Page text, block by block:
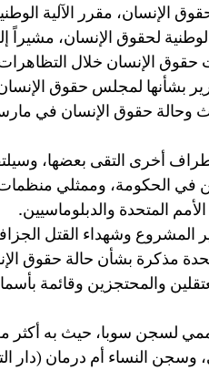
الإنسان، مقرر الآلية
لحقوق الإنسان، مشيراً
الإنسان خلال التظاهرات
حقوق الإنسان في مارس
أخرى التقى بعضها،
في الحكومة، وممثلي
المتحدة والدبلوماسيين.
المشروع وشهداء القتل
مذكرة بشأن حالة حقوق
والمحتجزين وقائمة
لسجن سوبا، حيث به
النساء أم درمان (دار